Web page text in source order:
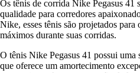
Os tênis de corrida Nike Pegasus 41
qualidade para corredores
Nike, esses tênis são projetados
máximos durante suas corridas.
O tênis Nike Pegasus 41 possui uma
que oferece um amortecimento